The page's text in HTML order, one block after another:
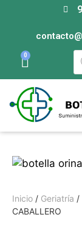
0
Inicio / Geriatría /
CABALLERO